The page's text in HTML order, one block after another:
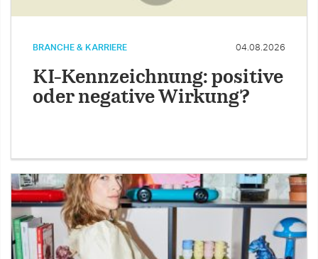
BRANCHE & KARRIERE 04.08.2026
KI-Kennzeichnung: positive
oder negative Wirkung?